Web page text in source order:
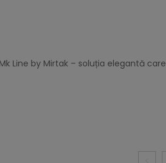
Line by Mirtak – soluția elegantă care